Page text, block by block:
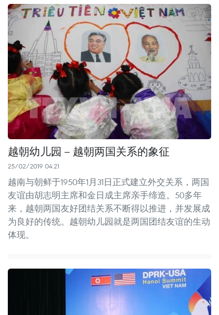
越朝幼儿园 – 越朝两国关系的象征
25/02/2019 04:21
越南与朝鲜于1950年1月31日正式建立外交关系，两国
友谊由胡志明主席和金日成主席亲手缔造。50多年
来，越朝两国友好团结关系不断得以推进，并发展成
为良好的传统。越朝幼儿园就是两国团结友谊的生动
体现。